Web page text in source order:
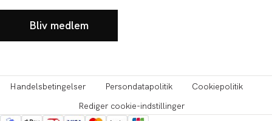
Bliv medlem
Handelsbetingelser Persondatapolitik
Cookiepolitik
Rediger cookie-indstillinger